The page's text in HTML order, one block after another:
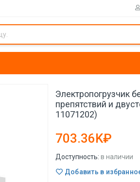
Электропогрузчик
препятствий и
11071202)
703.36K₽
Доступность: в наличии
Добавить в